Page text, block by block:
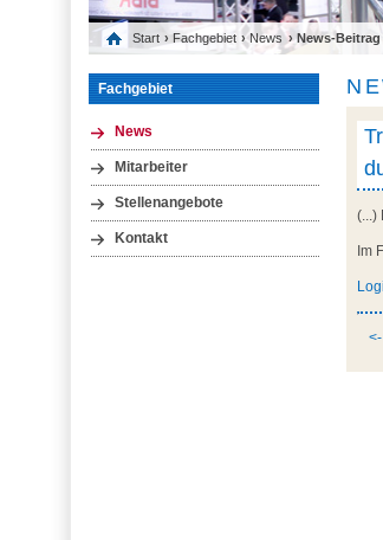
Start › Fachgebiet ›News › News-Beitrag
Fachgebiet
News
Mitarbeiter
Stellenangebote
Kontakt
(...)
Im